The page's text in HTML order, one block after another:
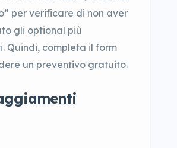
per verificare di non aver
gli optional più
Quindi, completa il form
un preventivo gratuito.